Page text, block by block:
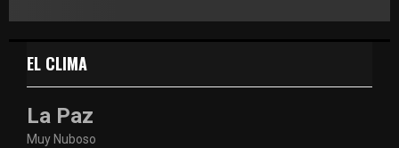
EL CLIMA
La Paz
Muy Nuboso